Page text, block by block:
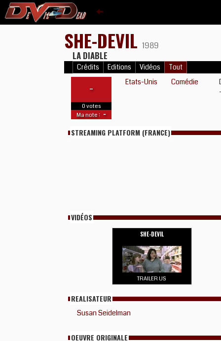
SHE-DEVIL 1989
LA DIABLE
Crédits Editions Vidéos Tout
-
0 votes
Ma note : -
Etats-Unis Comédie
STREAMING PLATFORM (FRANCE)
VIDÉOS
SHE-DEVIL
TRAILER US
REALISATEUR
Susan Seidelman
OEUVRE ORIGINALE